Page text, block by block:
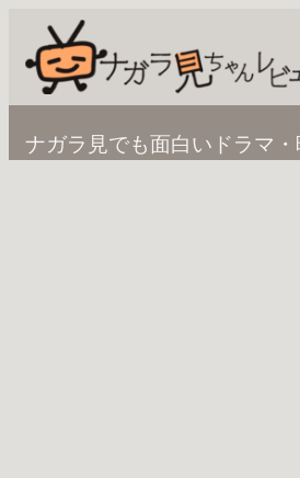
容
キナガラ見でも面白いドラマ